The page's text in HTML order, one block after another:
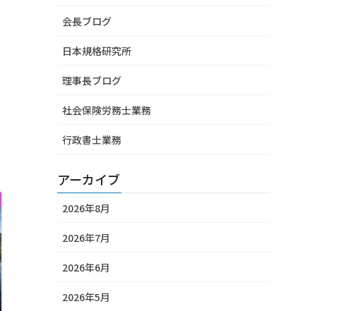
会長ブログ
日本規格研究所
理事長ブログ
社会保険労務士業務
行政書士業務
アーカイブ
2026年8月
2026年7月
2026年6月
2026年5月